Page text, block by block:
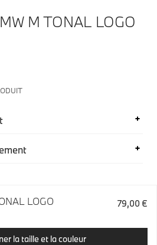
M TONAL LOGO
LOGO 79,00 €
la taille et la couleur